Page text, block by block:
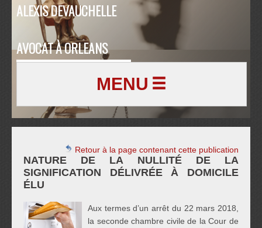
ALEXIS DEVAUCHELLE
AVOCAT À ORLEANS
MENU
Retour à la page contenant cette publication
NATURE DE LA NULLITÉ DE LA
SIGNIFICATION DÉLIVRÉE À DOMICILE
ÉLU
Aux termes d’un arrêt du 22 mars 2018,
la seconde chambre civile de la Cour de